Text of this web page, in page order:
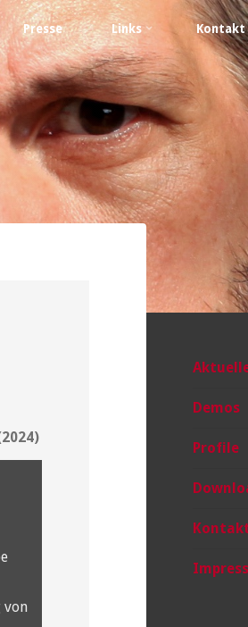
Presse Links Kontakt
von
Demos
Profile